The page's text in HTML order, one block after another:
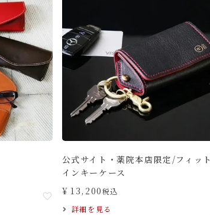
公式サイト・薬院本店限定/フィット
インキーケース
¥ 13,200税込
詳細を見る